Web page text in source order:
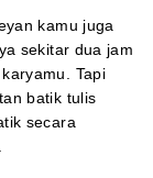
kamu juga
sekitar dua jam
Tapi
batik tulis
secara